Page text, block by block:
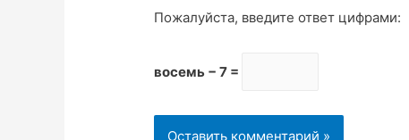
Пожалуйста, введите ответ цифрами:
восемь − 7 =